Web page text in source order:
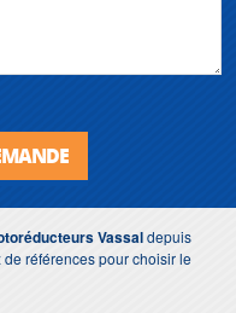
Vassaldepuis
références pour choisir le